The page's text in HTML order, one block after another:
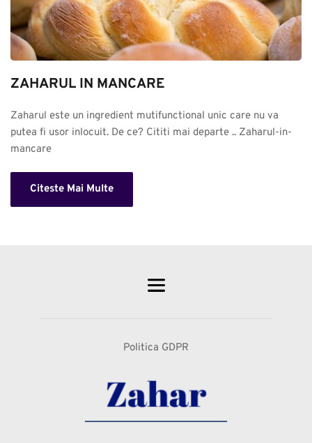
ZAHARUL IN MANCARE
Zaharul este un ingredient mutifunctional unic care nu va
putea fi usor inlocuit. De ce? Cititi mai departe .. Zaharul-in-
mancare
Citeste Mai Multe
Politica GDPR